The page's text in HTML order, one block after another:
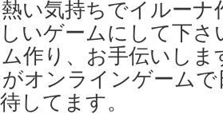
い気持ちでイルー
いゲームにして下さ
作り、お手伝いし
オンラインゲーム
してます。